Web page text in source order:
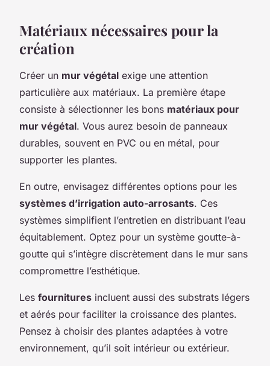
Matériaux nécessaires pour la
création
Créer un mur végétal exige une attention
particulière aux matériaux. La première étape
consiste à sélectionner les bons matériaux pour
mur végétal. Vous aurez besoin de panneaux
durables, souvent en PVC ou en métal, pour
supporter les plantes.
En outre, envisagez différentes options pour les
systèmes d’irrigation auto-arrosants. Ces
systèmes simplifient l’entretien en distribuant l’eau
équitablement. Optez pour un système goutte-à-
goutte qui s’intègre discrètement dans le mur sans
compromettre l’esthétique.
Les fournitures incluent aussi des substrats légers
et aérés pour faciliter la croissance des plantes.
Pensez à choisir des plantes adaptées à votre
environnement, qu’il soit intérieur ou extérieur.